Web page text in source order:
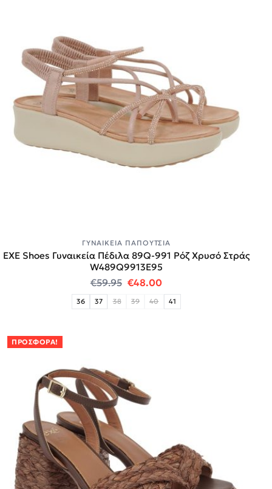
ΓΥΝΑΙΚΕΊΑ ΠΑΠΟΎΤΣΙΑ
EXE Shoes Γυναικεία Πέδιλα 89Q-991 Ρόζ Χρυσό Στράς
W489Q9913E95
€59.95 Original price was: €59.95.
€48.00Η τρέχουσα τιμή
36 37 38 39 40 41
ΠΡΟΣΦΟΡΆ!